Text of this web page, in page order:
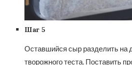
Шаг 5
Оставшийся сыр разделить на
творожного теста. Поставить